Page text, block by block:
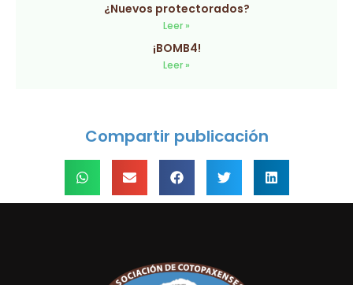
¿Nuevos protectorados?
Leer »
¡BOMB4!
Leer »
Compartir publicación